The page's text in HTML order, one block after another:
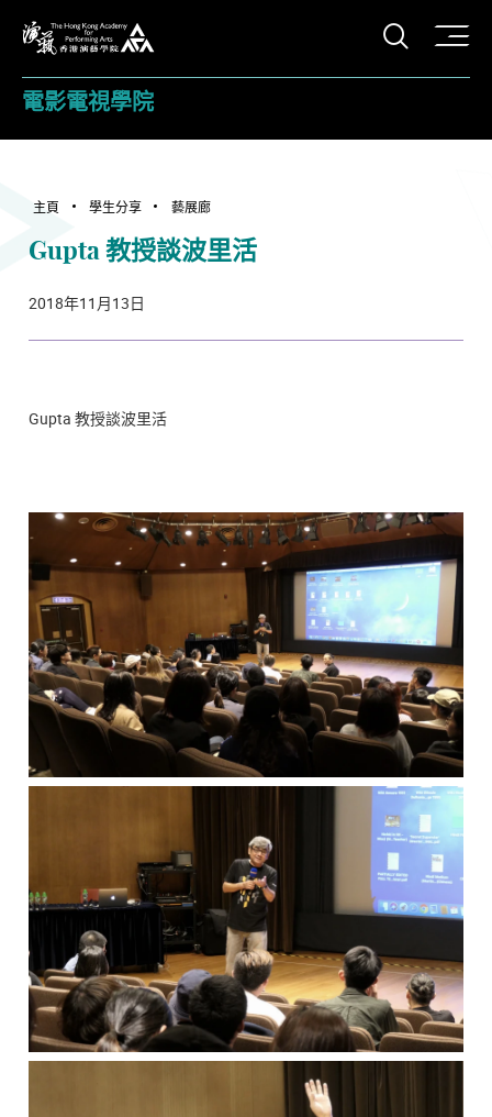
打開
電影電視學院
主頁 學生分享 藝展廊
Gupta 教授談波里活
2018年11月13日
Gupta 教授談波里活